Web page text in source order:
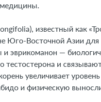
медицины.
известный как
Юго-Восточной Азии
эврикоманон —
тестостерона и
увеличивает
и физическую